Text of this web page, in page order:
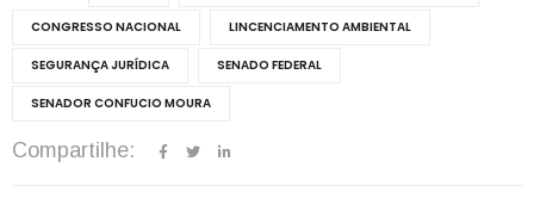
CONGRESSO NACIONAL LINCENCIAMENTO AMBIENTAL
SEGURANÇA JURÍDICA SENADO FEDERAL
SENADOR CONFUCIO MOURA
Compartilhe: